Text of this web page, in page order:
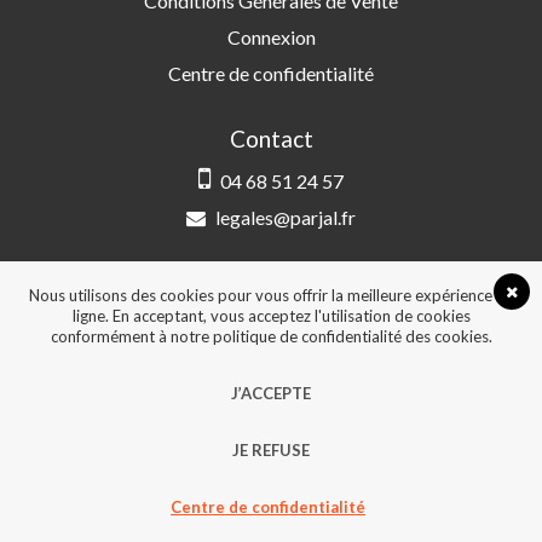
Connexion
Centre de confidentialité
Contact
04 68 51 24 57
legales@parjal.fr
3 Rue Saint-Amand, 66000 Perpignan
© 2026, Tous droits réservés - Design &
Nous utilisons des cookies pour vous offrir la meilleure expérience en
ligne. En acceptant, vous acceptez l'utilisation de cookies
conformément à notre politique de confidentialité des cookies.
J’ACCEPTE
JE REFUSE
Centre de confidentialité